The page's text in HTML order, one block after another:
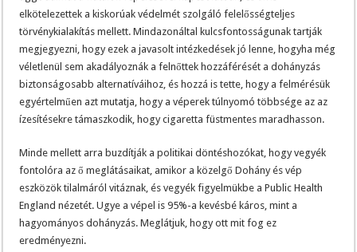
elkötelezettek a kiskorúak védelmét szolgáló felelősségteljes
törvénykialakítás mellett. Mindazonáltal kulcsfontosságunak tartják
megjegyezni, hogy ezek a javasolt intézkedések jó lenne, hogyha még
véletlenül sem akadályoznák a felnőttek hozzáférését a dohányzás
biztonságosabb alternatíváihoz, és hozzá is tette, hogy a felmérésük
egyértelműen azt mutatja, hogy a véperek túlnyomó többsége az az
ízesítésekre támaszkodik, hogy cigaretta füstmentes maradhasson.
Minde mellett arra buzdítják a politikai döntéshozókat, hogy vegyék
fontolóra az ő meglátásaikat, amikor a közelgő Dohány és vép
eszközök tilalmáról vitáznak, és vegyék figyelmükbe a Public Health
England nézetét. Ugye a vépel is 95%-a kevésbé káros, mint a
hagyományos dohányzás. Meglátjuk, hogy ott mit fog ez
eredményezni.